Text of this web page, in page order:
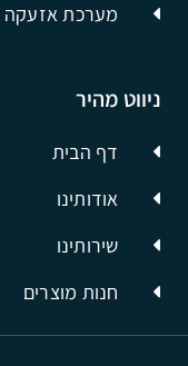
ניווט מהיר
דף הבית
אודותינו
שירותינו
חנות מוצרים
מערכת אזעקה